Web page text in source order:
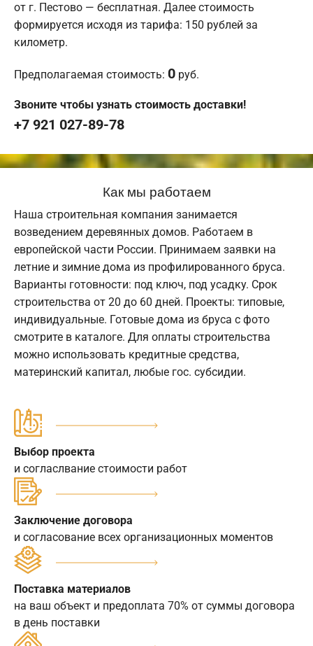
от г. Пестово — бесплатная. Далее стоимость
формируется исходя из тарифа: 150 рублей за
километр.
Предполагаемая стоимость: 0 руб.
Звоните чтобы узнать стоимость доставки!
+7 921 027-89-78
Как мы работаем
Наша строительная компания занимается
возведением деревянных домов. Работаем в
европейской части России. Принимаем заявки на
летние и зимние дома из профилированного бруса.
Варианты готовности: под ключ, под усадку. Срок
строительства от 20 до 60 дней. Проекты: типовые,
индивидуальные. Готовые дома из бруса с фото
смотрите в каталоге. Для оплаты строительства
можно использовать кредитные средства,
материнский капитал, любые гос. субсидии.
Выбор проекта
и согласлвание стоимости работ
Заключение договора
и согласование всех организационных моментов
Поставка материалов
на ваш объект и предоплата 70% от суммы договора
в день поставки